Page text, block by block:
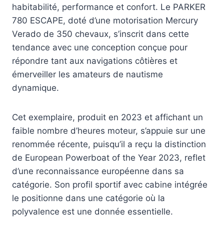
habitabilité, performance et confort. Le PARKER
780 ESCAPE, doté d’une motorisation Mercury
Verado de 350 chevaux, s’inscrit dans cette
tendance avec une conception conçue pour
répondre tant aux navigations côtières et
émerveiller les amateurs de nautisme
dynamique.
Cet exemplaire, produit en 2023 et affichant un
faible nombre d’heures moteur, s’appuie sur une
renommée récente, puisqu’il a reçu la distinction
de European Powerboat of the Year 2023, reflet
d’une reconnaissance européenne dans sa
catégorie. Son profil sportif avec cabine intégrée
le positionne dans une catégorie où la
polyvalence est une donnée essentielle.